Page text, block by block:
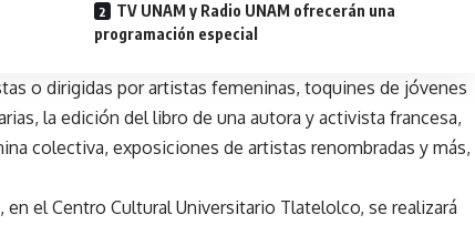
TV UNAM y Radio UNAM ofrecerán una
programación especial
o dirigidas por artistas femeninas, toquines de jóvenes
la edición del libro de una autora y activista francesa,
colectiva, exposiciones de artistas renombradas y más,
el Centro Cultural Universitario Tlatelolco, se realizará